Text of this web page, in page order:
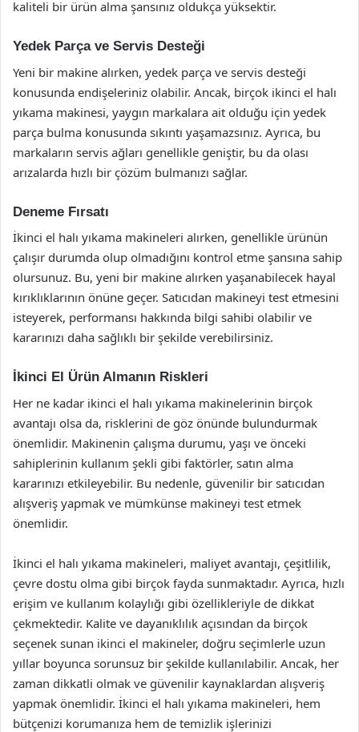
kaliteli bir ürün alma şansınız oldukça yüksektir.
Yedek Parça ve Servis Desteği
Yeni bir makine alırken, yedek parça ve servis desteği
konusunda endişeleriniz olabilir. Ancak, birçok ikinci el halı
yıkama makinesi, yaygın markalara ait olduğu için yedek
parça bulma konusunda sıkıntı yaşamazsınız. Ayrıca, bu
markaların servis ağları genellikle geniştir, bu da olası
arızalarda hızlı bir çözüm bulmanızı sağlar.
Deneme Fırsatı
İkinci el halı yıkama makineleri alırken, genellikle ürünün
çalışır durumda olup olmadığını kontrol etme şansına sahip
olursunuz. Bu, yeni bir makine alırken yaşanabilecek hayal
kırıklıklarının önüne geçer. Satıcıdan makineyi test etmesini
isteyerek, performansı hakkında bilgi sahibi olabilir ve
kararınızı daha sağlıklı bir şekilde verebilirsiniz.
İkinci El Ürün Almanın Riskleri
Her ne kadar ikinci el halı yıkama makinelerinin birçok
avantajı olsa da, risklerini de göz önünde bulundurmak
önemlidir. Makinenin çalışma durumu, yaşı ve önceki
sahiplerinin kullanım şekli gibi faktörler, satın alma
kararınızı etkileyebilir. Bu nedenle, güvenilir bir satıcıdan
alışveriş yapmak ve mümkünse makineyi test etmek
önemlidir.
İkinci el halı yıkama makineleri, maliyet avantajı, çeşitlilik,
çevre dostu olma gibi birçok fayda sunmaktadır. Ayrıca, hızlı
erişim ve kullanım kolaylığı gibi özellikleriyle de dikkat
çekmektedir. Kalite ve dayanıklılık açısından da birçok
seçenek sunan ikinci el makineler, doğru seçimlerle uzun
yıllar boyunca sorunsuz bir şekilde kullanılabilir. Ancak, her
zaman dikkatli olmak ve güvenilir kaynaklardan alışveriş
yapmak önemlidir. İkinci el halı yıkama makineleri, hem
bütçenizi korumanıza hem de temizlik işlerinizi